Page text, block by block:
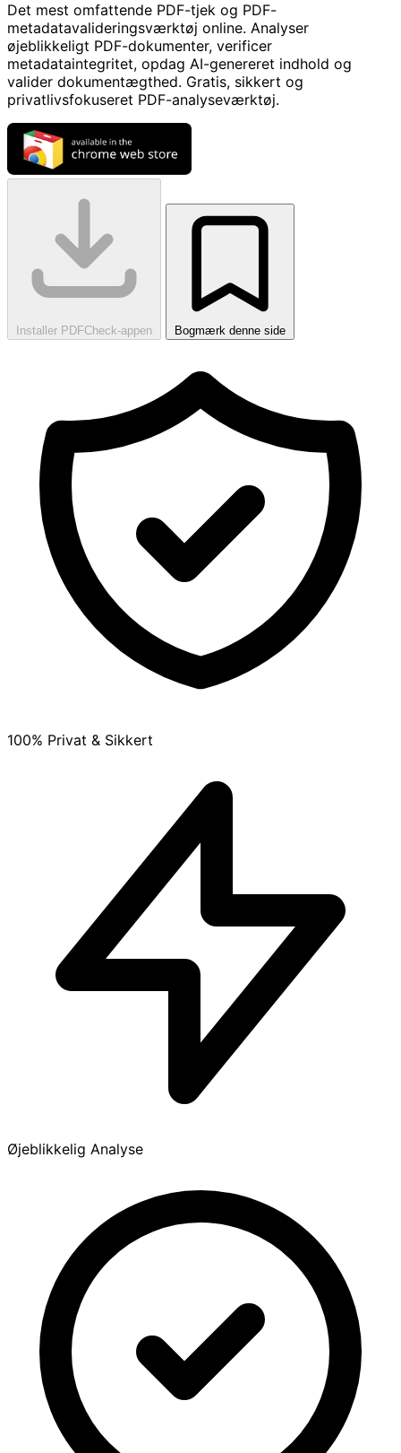
Det mest omfattende PDF-tjek og PDF-
metadatavalideringsværktøj online. Analyser
øjeblikkeligt PDF-dokumenter, verificer
metadataintegritet, opdag AI-genereret indhold og
valider dokumentægthed. Gratis, sikkert og
privatlivsfokuseret PDF-analyseværktøj.
Installer PDFCheck-appen Bogmærk denne side
100% Privat & Sikkert
Øjeblikkelig Analyse